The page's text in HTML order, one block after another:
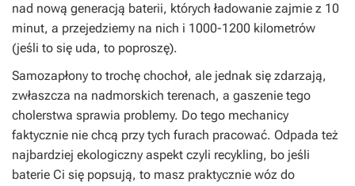
nad nową generacją baterii, których ładowanie zajmie z 10
minut, a przejedziemy na nich i 1000-1200 kilometrów
(jeśli to się uda, to poproszę).
Samozapłony to trochę chochoł, ale jednak się zdarzają,
zwłaszcza na nadmorskich terenach, a gaszenie tego
cholerstwa sprawia problemy. Do tego mechanicy
faktycznie nie chcą przy tych furach pracować. Odpada też
najbardziej ekologiczny aspekt czyli recykling, bo jeśli
baterie Ci się popsują, to masz praktycznie wóz do